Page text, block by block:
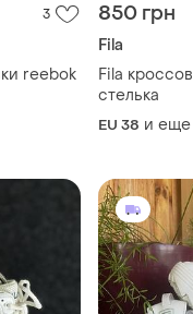
3
reebok
850 грн
Fila
Fila
стелька
EU 38 и еще